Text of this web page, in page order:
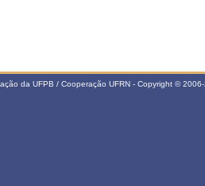
da UFPB / Cooperação UFRN - Copyright ©